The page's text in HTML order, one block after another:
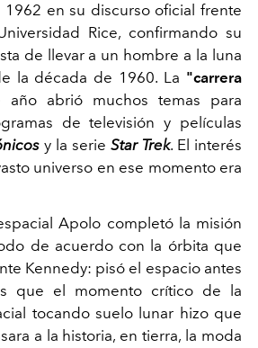
en su discurso oficial frente
Rice, confirmando su
de llevar a un hombre a la luna
la década de 1960. La "carrera
año abrió muchos temas para
de televisión y películas
y la serie Star Trek. El interés
universo en ese momento era
Apolo completó la misión
de acuerdo con la órbita que
Kennedy: pisó el espacio antes
que el momento crítico de la
tocando suelo lunar hizo que
a la historia, en tierra, la moda